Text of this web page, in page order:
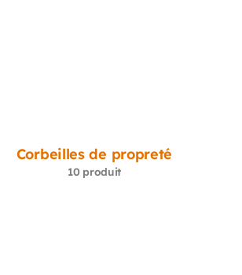
Corbeilles de propreté
10 produit